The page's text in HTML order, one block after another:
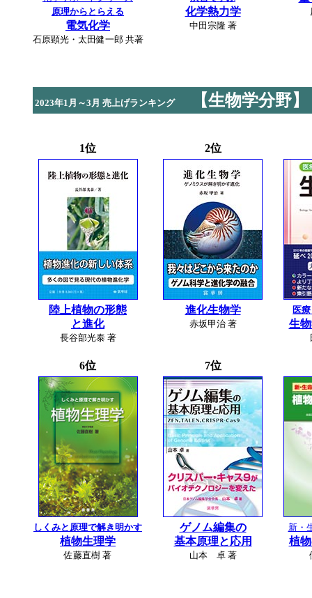
原理からとらえる
電気化学
石原顕光・太田健一郎 共著
化学熱力学
中田宗隆 著
2023年1月～3月 売上げランキング 【生物学分野】
1位
陸上植物の形態
と進化
長谷部光泰 著
2位
進化生物学
赤坂甲治 著
医
生
6位
しくみと原理で解き明かす
植物生理学
佐藤直樹 著
7位
ゲノム編集の
基本原理と応用
山本 卓 著
新・
植